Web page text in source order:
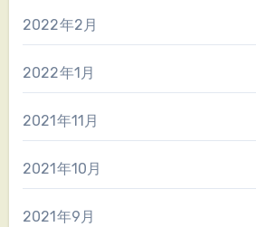
2022年2月
2022年1月
2021年11月
2021年10月
2021年9月